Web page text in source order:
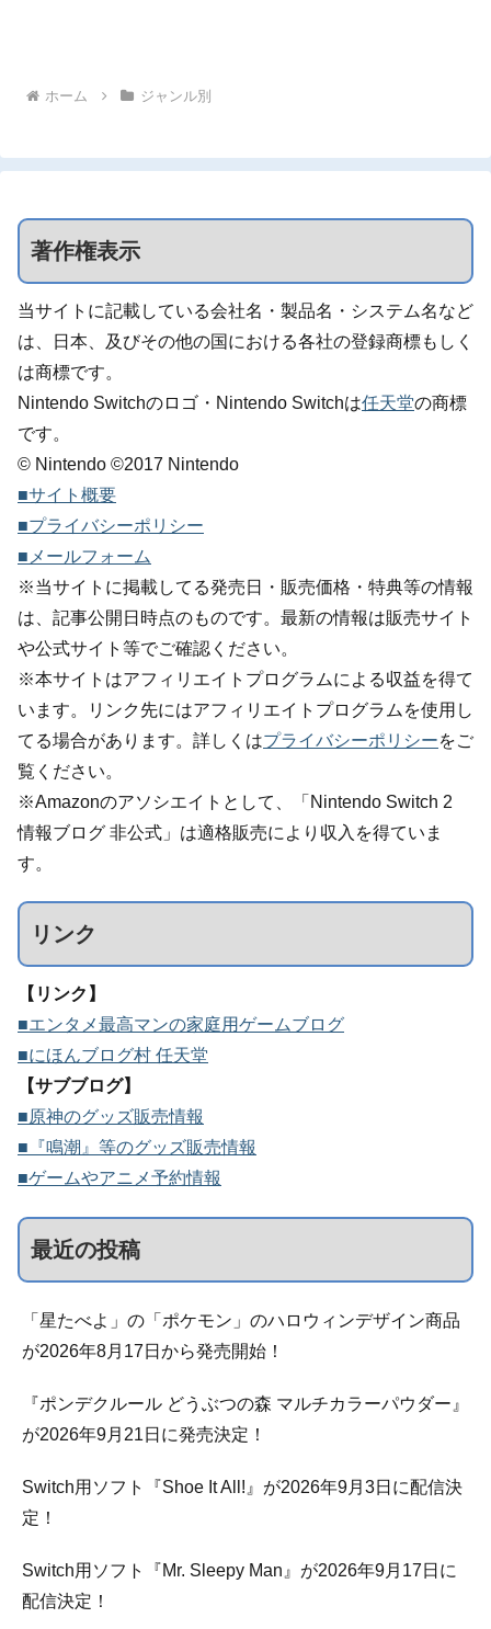
ホーム ジャンル別
著作権表示
当サイトに記載している会社名・製品名・システム名など
は、日本、及びその他の国における各社の登録商標もしく
は商標です。
Nintendo Switchのロゴ・Nintendo Switchは任天堂の商標
です。
© Nintendo ©2017 Nintendo
■サイト概要
■プライバシーポリシー
■メールフォーム
※当サイトに掲載してる発売日・販売価格・特典等の情報
は、記事公開日時点のものです。最新の情報は販売サイト
や公式サイト等でご確認ください。
※本サイトはアフィリエイトプログラムによる収益を得て
います。リンク先にはアフィリエイトプログラムを使用し
てる場合があります。詳しくはプライバシーポリシーをご
覧ください。
※Amazonのアソシエイトとして、「Nintendo Switch 2
情報ブログ 非公式」は適格販売により収入を得ていま
す。
リンク
【リンク】
■エンタメ最高マンの家庭用ゲームブログ
■にほんブログ村 任天堂
【サブブログ】
■原神のグッズ販売情報
■『鳴潮』等のグッズ販売情報
■ゲームやアニメ予約情報
最近の投稿
「星たべよ」の「ポケモン」のハロウィンデザイン商品
が2026年8月17日から発売開始！
『ポンデクルール どうぶつの森 マルチカラーパウダー』
が2026年9月21日に発売決定！
Switch用ソフト『Shoe It All!』が2026年9月3日に配信決
定！
Switch用ソフト『Mr. Sleepy Man』が2026年9月17日に
配信決定！